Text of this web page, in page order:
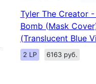
Tyler The Creator
Bomb (Mask
(Translucent Blue
2 LP 6163 руб.